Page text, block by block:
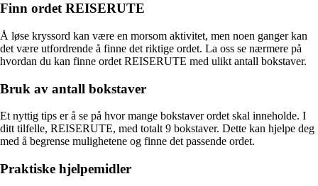
Finn ordet REISERUTE
Å løse kryssord kan være en morsom aktivitet, men noen ganger kan
det være utfordrende å finne det riktige ordet. La oss se nærmere på
hvordan du kan finne ordet REISERUTE med ulikt antall bokstaver.
Bruk av antall bokstaver
Et nyttig tips er å se på hvor mange bokstaver ordet skal inneholde. I
ditt tilfelle, REISERUTE, med totalt 9 bokstaver. Dette kan hjelpe deg
med å begrense mulighetene og finne det passende ordet.
Praktiske hjelpemidler